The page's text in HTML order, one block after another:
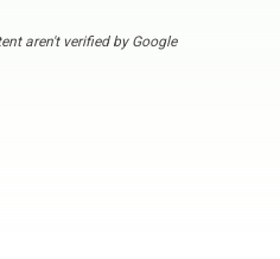
aren't verified by Google